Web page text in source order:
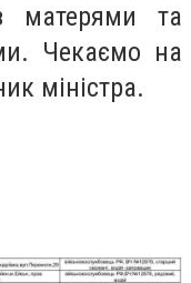
матерями та
Чекаємо на
міністра.